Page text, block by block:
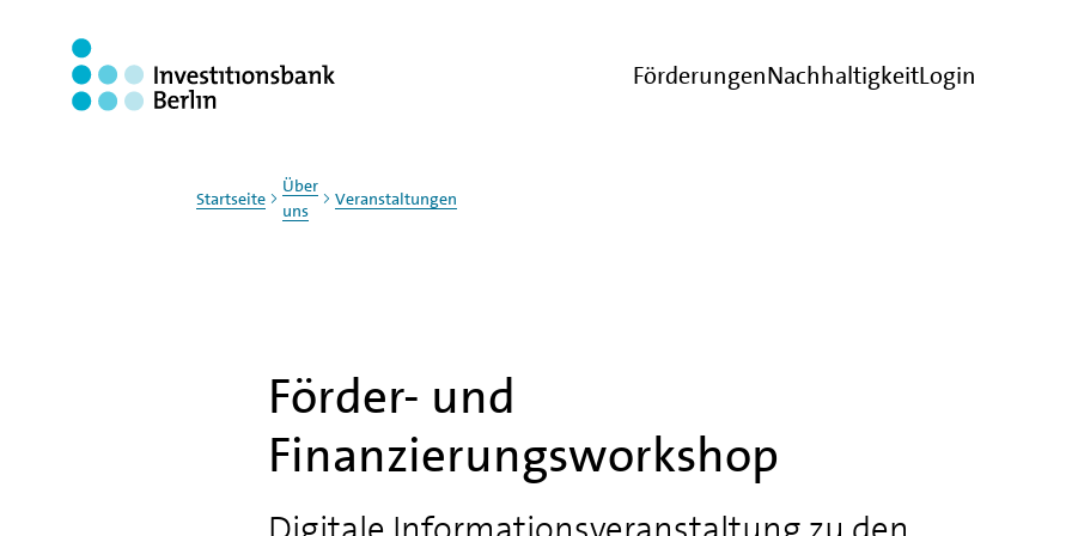
FörderungenNachhaltigkeitLogin
Startseite
Über
uns
Veranstaltungen
Förder- und
Finanzierungsworkshop